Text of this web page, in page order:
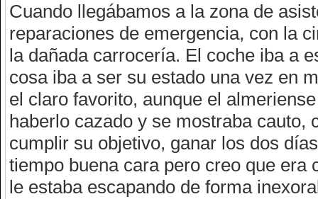
Cuando llegábamos a la zona de
reparaciones de emergencia, con la
la dañada carrocería. El coche iba a
cosa iba a ser su estado una vez en
el claro favorito, aunque el
haberlo cazado y se mostraba cauto,
cumplir su objetivo, ganar los dos
tiempo buena cara pero creo que era
le estaba escapando de forma